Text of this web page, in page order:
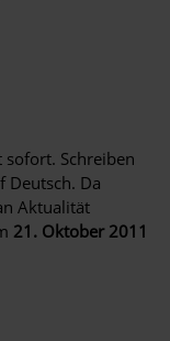
Schreiben
Deutsch. Da
Aktualität
21. Oktober 2011